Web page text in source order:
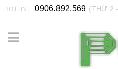
HOTLINE:0906.892.569 (THỨ 2